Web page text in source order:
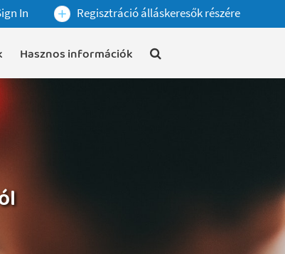
In Regisztráció álláskeresők részére
Hasznos információk